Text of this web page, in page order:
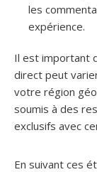
les
expérience.
Il est important
direct peut
votre région
soumis à des
exclusifs avec
En suivant ces